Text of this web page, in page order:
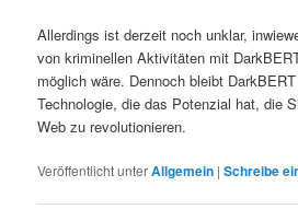
Allerdings ist derzeit noch unklar,
von kriminellen Aktivitäten mit
möglich wäre. Dennoch bleibt
Technologie, die das Potenzial hat, die
Web zu revolutionieren.
Veröffentlicht unterAllgemein |Schreibe